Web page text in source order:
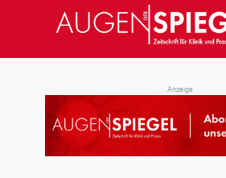
springen
Anzeige